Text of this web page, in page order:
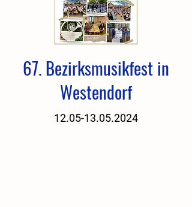
67. Bezirksmusikfest in
Westendorf
12.05-13.05.2024